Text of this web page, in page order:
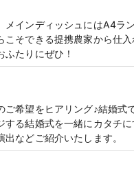
インディッシュにはA4ラ
そできる提携農家から仕
たりにぜひ！
希望をヒアリング♪結婚式
る結婚式を一緒にカタチ
などご紹介いたします。